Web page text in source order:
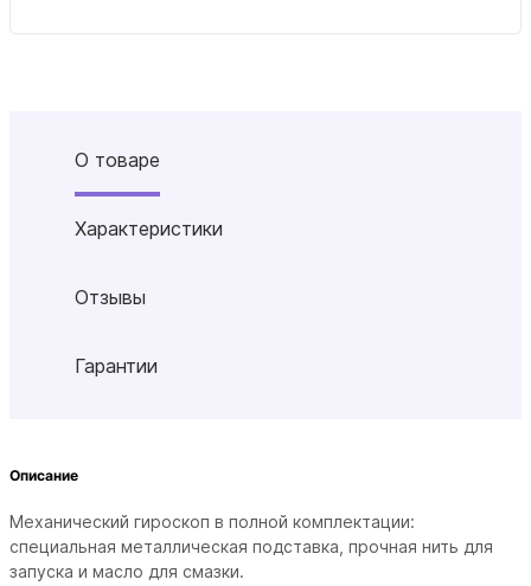
О товаре
Характеристики
Отзывы
Гарантии
Описание
Механический гироскоп в полной комплектации:
специальная металлическая подставка, прочная нить для
запуска и масло для смазки.